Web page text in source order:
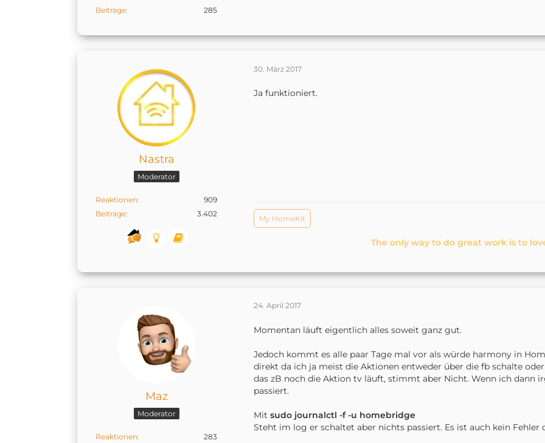
Beiträge
285
Nastra
Moderator
Reaktionen
909
Beiträge
3.402
30. März 2017
Ja funktioniert.
My HomeKit
The only way to do great work is to
Maz
Moderator
Reaktionen
283
24. April 2017
Momentan läuft eigentlich alles soweit ganz gut.
Jedoch kommt es alle paar Tage mal vor als würde harmony in
direkt da ich ja meist die Aktionen entweder über die fb schalte
das zB noch die Aktion tv läuft, stimmt aber Nicht. Wenn ich dann
passiert.
Mit sudo journalctl -f -u homebridge
Steht im log er schaltet aber nichts passiert. Es ist auch kein Fehler